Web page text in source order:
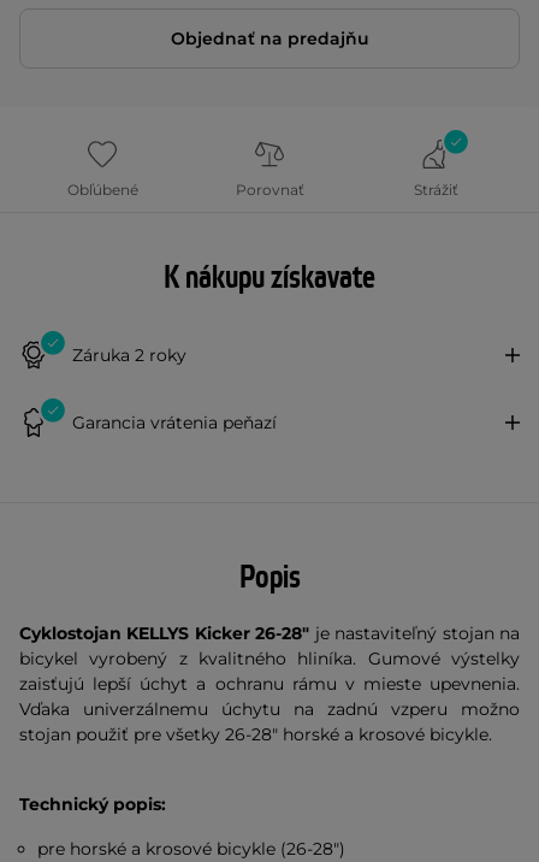
Objednať na predajňu
Obľúbené Porovnať Strážiť
K nákupu získavate
Záruka 2 roky
Garancia vrátenia peňazí
Popis
Cyklostojan KELLYS Kicker 26-28" je nastaviteľný stojan na
bicykel vyrobený z kvalitného hliníka. Gumové výstelky
zaisťujú lepší úchyt a ochranu rámu v mieste upevnenia.
Vďaka univerzálnemu úchytu na zadnú vzperu možno
stojan použiť pre všetky 26-28" horské a krosové bicykle.
Technický popis:
pre horské a krosové bicykle (26-28")